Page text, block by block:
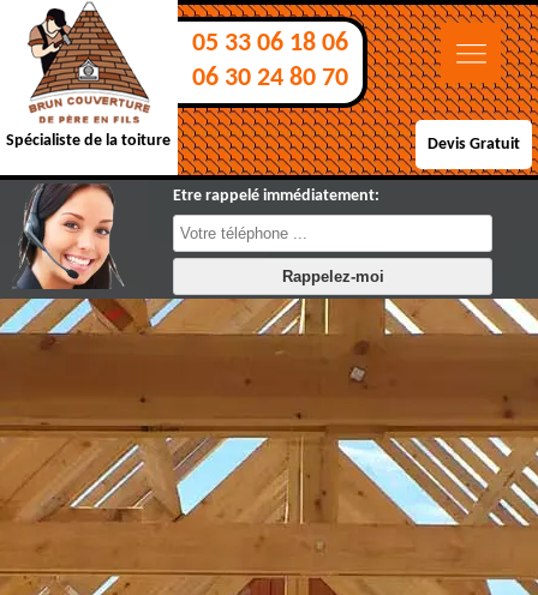
Spécialiste de la toiture
05 33 06 18 06
06 30 24 80 70
Devis Gratuit
Etre rappelé immédiatement: